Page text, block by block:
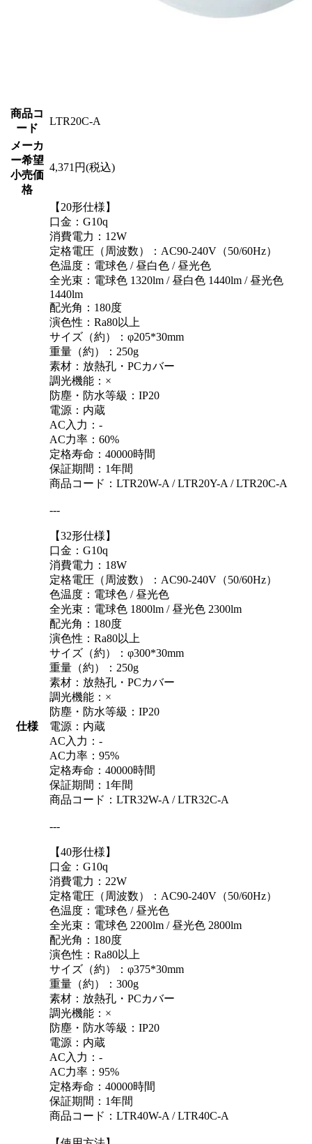
商品コ
ード
LTR20C-A
メーカ
ー希望
小売価
格
4,371円(税込)
仕様
【20形仕様】
口金：G10q
消費電力：12W
定格電圧（周波数）：AC90-240V（50/60Hz）
色温度：電球色 / 昼白色 / 昼光色
全光束：電球色 1320lm / 昼白色 1440lm / 昼光色
1440lm
配光角：180度
演色性：Ra80以上
サイズ（約）：φ205*30mm
重量（約）：250g
素材：放熱孔・PCカバー
調光機能：×
防塵・防水等級：IP20
電源：内蔵
AC入力：-
AC力率：60%
定格寿命：40000時間
保証期間：1年間
商品コード：LTR20W-A / LTR20Y-A / LTR20C-A
---
【32形仕様】
口金：G10q
消費電力：18W
定格電圧（周波数）：AC90-240V（50/60Hz）
色温度：電球色 / 昼光色
全光束：電球色 1800lm / 昼光色 2300lm
配光角：180度
演色性：Ra80以上
サイズ（約）：φ300*30mm
重量（約）：250g
素材：放熱孔・PCカバー
調光機能：×
防塵・防水等級：IP20
電源：内蔵
AC入力：-
AC力率：95%
定格寿命：40000時間
保証期間：1年間
商品コード：LTR32W-A / LTR32C-A
---
【40形仕様】
口金：G10q
消費電力：22W
定格電圧（周波数）：AC90-240V（50/60Hz）
色温度：電球色 / 昼光色
全光束：電球色 2200lm / 昼光色 2800lm
配光角：180度
演色性：Ra80以上
サイズ（約）：φ375*30mm
重量（約）：300g
素材：放熱孔・PCカバー
調光機能：×
防塵・防水等級：IP20
電源：内蔵
AC入力：-
AC力率：95%
定格寿命：40000時間
保証期間：1年間
商品コード：LTR40W-A / LTR40C-A